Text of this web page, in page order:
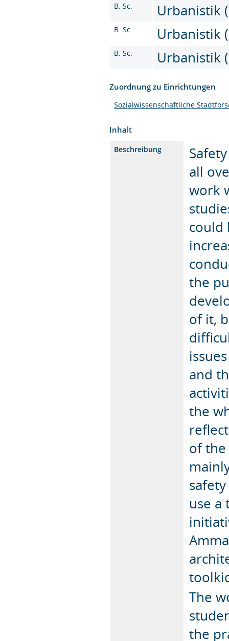
B. Sc. Urbanistik
B. Sc. Urbanistik
B. Sc. Urbanistik
Zuordnung zu Einrichtungen
Sozialwissenschaftliche
Inhalt
Beschreibung
all
work
could
the
of it,
and
the
of
use a
The
the